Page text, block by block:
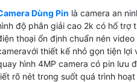
phim hỗ trợ quay đêm
an ninh gia đình của bạn
xa và sạc dễ dàng sản
cho bạn.
Dùng Pin là camera an
độ phân giải cao 2k có hổ trợ
thoại ổn định chuẩn nén
thiết kế nhỏ gọn tiện lợi
hình 4MP camera có pin lưu
rõ nét trong suốt quá trình